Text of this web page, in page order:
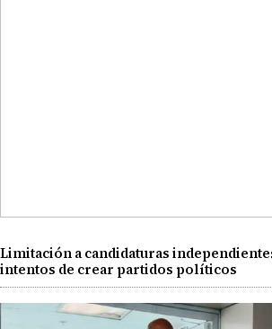
Limitación a candidaturas
intentos de crear partidos políticos